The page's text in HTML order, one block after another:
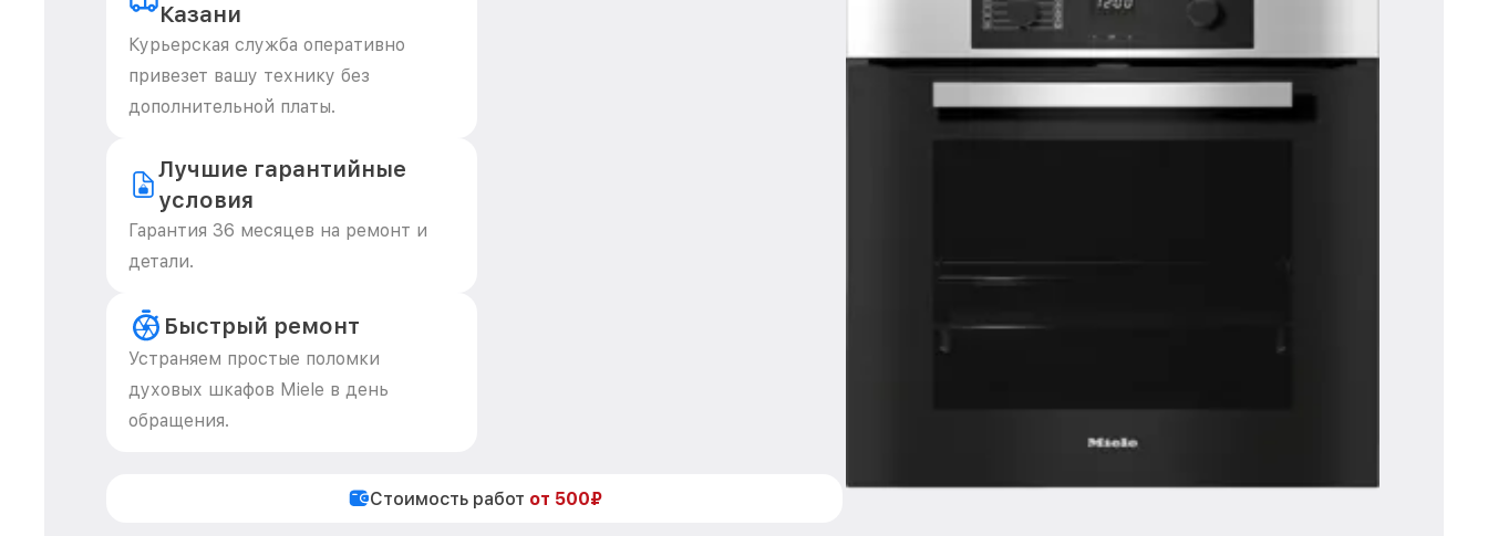
Казани
Курьерская служба оперативно
привезет вашу технику без
дополнительной платы.
Лучшие гарантийные
условия
Гарантия 36 месяцев на ремонт и
детали.
Быстрый ремонт
Устраняем простые поломки
духовых шкафов Miele в день
обращения.
Стоимость работ от 500₽